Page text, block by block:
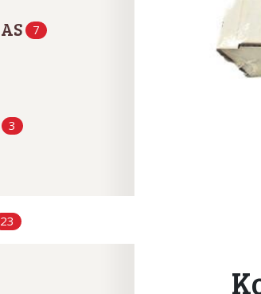
7
3
23